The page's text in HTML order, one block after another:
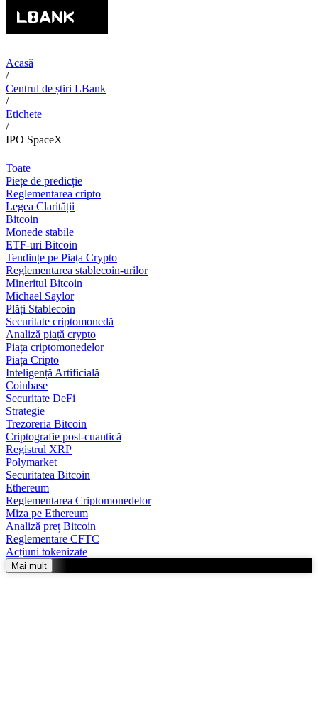
Acasă
/
Centrul de știri LBank
/
Etichete
/
IPO SpaceX
Toate
Piețe de predicție
Reglementarea cripto
Legea Clarității
Bitcoin
Monede stabile
ETF-uri Bitcoin
Tendințe pe Piața Crypto
Reglementarea stablecoin-urilor
Mineritul Bitcoin
Michael Saylor
Plăți Stablecoin
Securitate criptomonedă
Analiză piață crypto
Piața criptomonedelor
Piața Cripto
Inteligență Artificială
Coinbase
Securitate DeFi
Strategie
Trezoreria Bitcoin
Criptografie post-cuantică
Registrul XRP
Polymarket
Securitatea Bitcoin
Ethereum
Reglementarea Criptomonedelor
Miza pe Ethereum
Analiză preț Bitcoin
Reglementare CFTC
Acțiuni tokenizate
Mai mult